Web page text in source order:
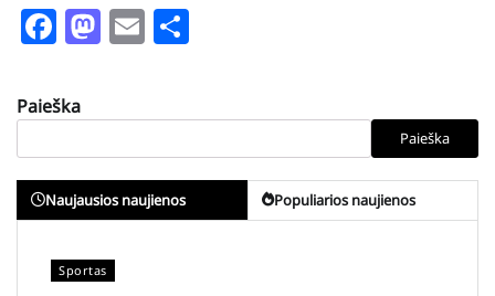
Facebook
Mastodon
Email
Paieška
Paieška
Naujausios naujienos Populiarios naujienos
Sportas